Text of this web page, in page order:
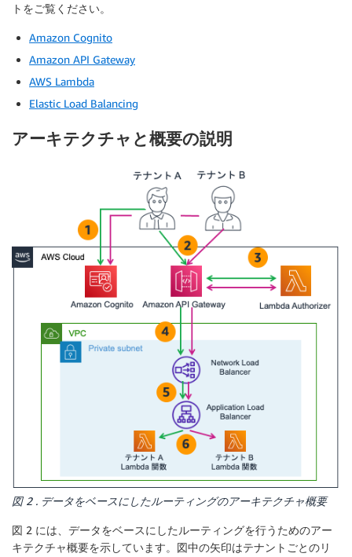
トをご覧ください。
Amazon Cognito
Amazon API Gateway
AWS Lambda
Elastic Load Balancing
アーキテクチャと概要の説明
図 2 . データをベースにしたルーティングのアーキテクチャ概要
図 2 には、データをベースにしたルーティングを行うためのアー
キテクチャ概要を示しています。図中の矢印はテナントごとのリ